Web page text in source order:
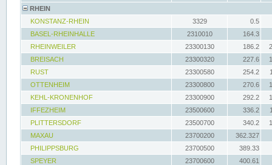
RHEIN
KONSTANZ-RHEIN
3329
0.5
BASEL-RHEINHALLE
2310010
164.3
RHEINWEILER
23300130 186.2
BREISACH
23300320 227.6
RUST
23300580 254.2
OTTENHEIM
23300800 270.6
KEHL-KRONENHOF
23300900 292.2
IFFEZHEIM
23500600 336.2
PLITTERSDORF
23500700 340.2
MAXAU
23700200
362.327
PHILIPPSBURG
23700500
389.33
SPEYER
23700600
400.61